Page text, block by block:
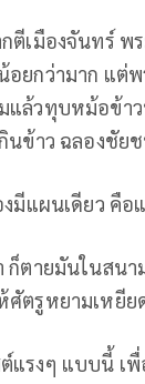
ตีเมืองจันทร์ พ
ยกว่ามาก แต่
แล้วทุบหม้อข้า
นข้าว ฉลองชัย
งมีแผนเดียว คื
ก็ตายมันในสนา
ศัตรูหยามเหยี
รงๆ แบบนี้ เพื่